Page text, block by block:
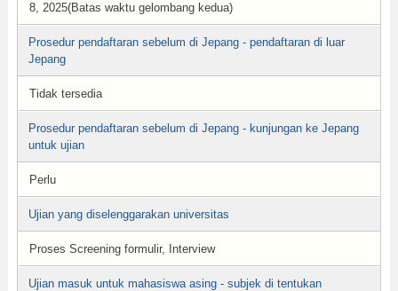
8, 2025(Batas waktu gelombang kedua)
Prosedur pendaftaran sebelum di Jepang - pendaftaran di luar
Jepang
Tidak tersedia
Prosedur pendaftaran sebelum di Jepang - kunjungan ke Jepang
untuk ujian
Perlu
Ujian yang diselenggarakan universitas
Proses Screening formulir, Interview
Ujian masuk untuk mahasiswa asing - subjek di tentukan